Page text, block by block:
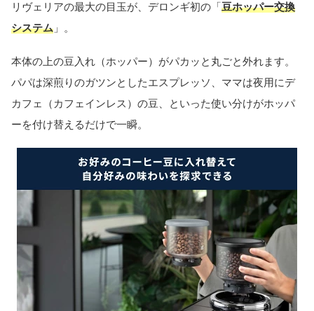
リヴェリアの最大の目玉が、デロンギ初の「豆ホッパー交換
システム 」。
本体の上の豆入れ（ホッパー）がパカッと丸ごと外れます。
パパは深煎りのガツンとしたエスプレッソ、ママは夜用にデ
カフェ（カフェインレス）の豆、といった使い分けがホッパ
ーを付け替えるだけで一瞬。